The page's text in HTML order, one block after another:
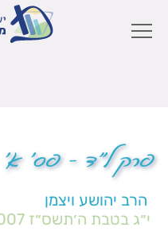
פרק ל"ד – פס'
הרב יהושע ויצמן
י״ג בטבת ה׳תשס״ז